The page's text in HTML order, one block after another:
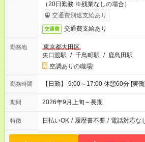
（20日勤務 ※残業なしの場合）
交通費別途支給あり
交通費 交通費支給あり
勤務地
東京都大田区
矢口渡駅 / 千鳥町駅 / 鹿島田駅
空調ありの職場!
勤務時間 【日勤】 9:00～17:00 休憩60分 [実
期間 2026年9月上旬～長期
特徴 日払いOK / 履歴書不要 / 電話対応な